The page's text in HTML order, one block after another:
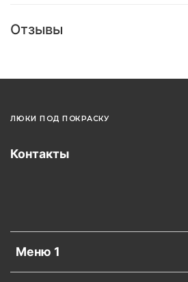
Отзывы
ЛЮКИ ПОД ПОКРАСКУ
Меню 1
Контакты